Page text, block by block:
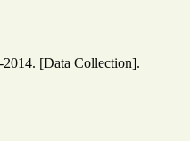
[Data Collection].